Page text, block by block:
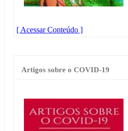
[ Acessar Conteúdo ]
Artigos sobre o COVID-19